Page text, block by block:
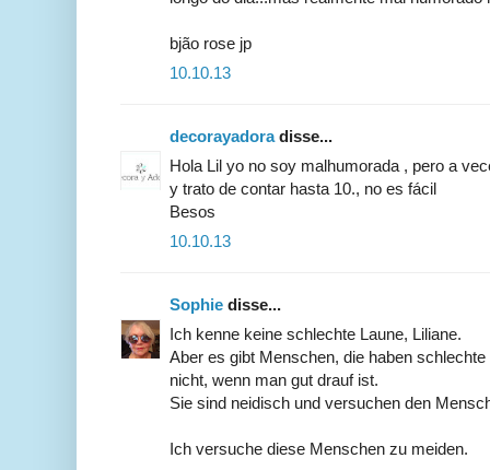
bjão rose jp
10.10.13
decorayadoradisse...
Hola Lil yo no soy malhumorada , pero a
y trato de contar hasta 10., no es fácil
Besos
10.10.13
Sophie disse...
Ich kenne keine schlechte Laune, Liliane.
Aber es gibt Menschen, die haben
nicht, wenn man gut drauf ist.
Sie sind neidisch und versuchen den
Ich versuche diese Menschen zu meiden.